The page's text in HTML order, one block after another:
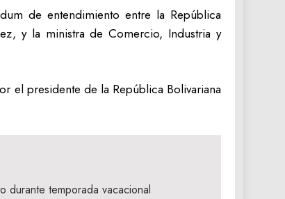
de entendimiento entre la República
y la ministra de Comercio, Industria y
el presidente de la República Bolivariana
durante temporada vacacional